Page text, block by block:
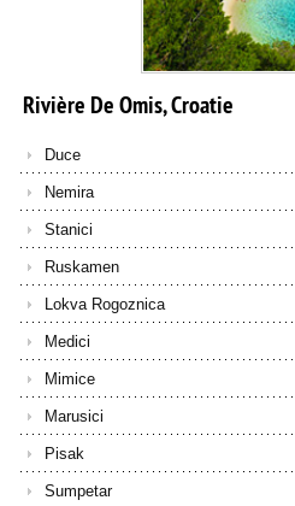
RivièreDeOmis,Croatie
Duce
Nemira
Stanici
Ruskamen
Lokva Rogoznica
Medici
Mimice
Marusici
Pisak
Sumpetar